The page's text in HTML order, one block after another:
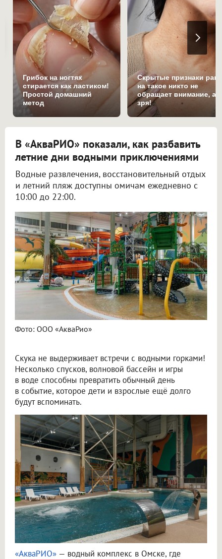
Грибок на ногтях
стирается как ластиком!
Простой домашний
метод
Скрытые признаки
на такое никто не
обращает внимание, а
зря!
В «АкваРИО» показали, как разбавить
летние дни водными приключениями
Водные развлечения, восстановительный отдых
и летний пляж доступны омичам ежедневно с
10:00 до 22:00.
Фото: ООО «АкваРио»
Скука не выдерживает встречи с водными горками!
Несколько спусков, волновой бассейн и игры
в воде способны превратить обычный день
в событие, которое дети и взрослые ещё долго
будут вспоминать.
«АкваРИО» — водный комплекс в Омске, где